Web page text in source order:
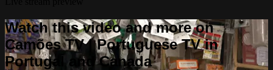
Watch this video and more on
Camões TV | Portuguese TV in
Portugal and Canada